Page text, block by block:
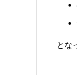
とな